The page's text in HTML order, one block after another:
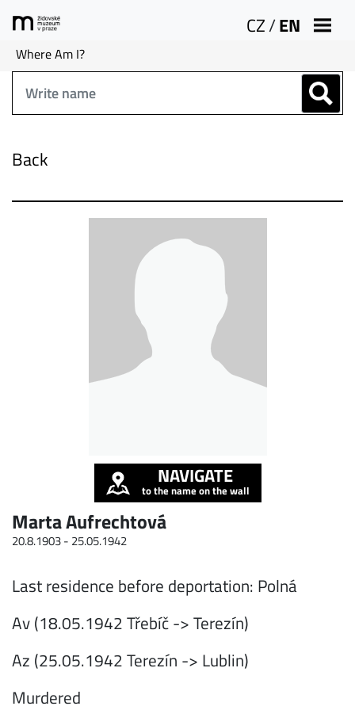
CZ/EN
Where Am I?
Back
NAVIGATE
to the name on the wall
Marta Aufrechtová
20.8.1903 - 25.05.1942
Last residence before deportation: Polná
Av (18.05.1942 Třebíč -> Terezín)
Az (25.05.1942 Terezín -> Lublin)
Murdered